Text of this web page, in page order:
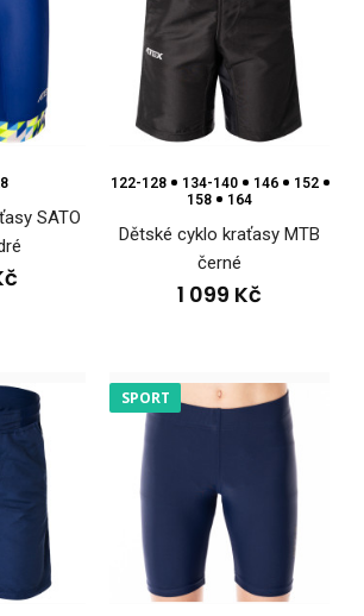
SATO MINI májí přiléhavý velmi úzký střih,
dětem drobné postavy.K..
kraťasy SATO MINI tyrkysové
1 099 Kč
SATO
122-128 134-140 146
152
158
164
Dětské cyklo kraťasy MTB
černé
1 099 Kč
SPORT